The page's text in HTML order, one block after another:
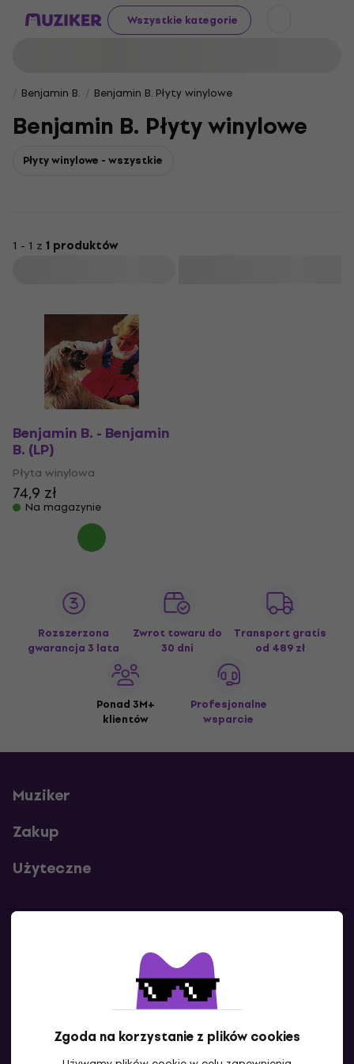
Wszystkie kategorie
Zgoda na korzystanie z plików cookies
Benjamin B. Benjamin B. Płyty winylowe
Benjamin B. Płyty winylowe
Płyty winylowe - wszystkie
1 - 1 z 1 produktów
Benjamin B. - Benjamin
B. (LP)
Płyta winylowa
74,9 zł
Na magazynie
Rozszerzona
gwarancja 3 lata
Zwrot towaru do
30 dni
Transport gratis
od 489 zł
Ponad 3M+
klientów
Profesjonalne
wsparcie
Muziker
Zakup
Użyteczne
Skontaktuj się z nami